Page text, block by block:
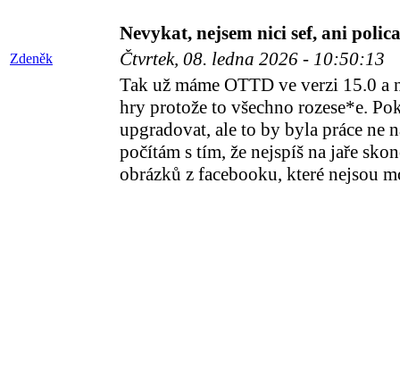
Nevykat, nejsem nici sef, ani
Zdeněk Čtvrtek, 08. ledna 2026 - 10:50:13
Tak už máme OTTD ve verzi 15.0
hry protože to všechno rozese*e.
upgradovat, ale to by byla práce ne
počítám s tím, že nejspíš na jaře
obrázků z facebooku, které nejsou